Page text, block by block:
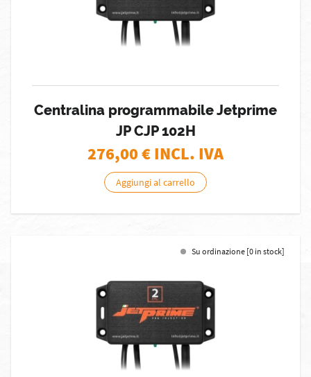
Centralina programmabile Jetprime
JP CJP 102H
276,00€ INCL. IVA
Aggiungi al carrello
Su ordinazione [0 in stock]